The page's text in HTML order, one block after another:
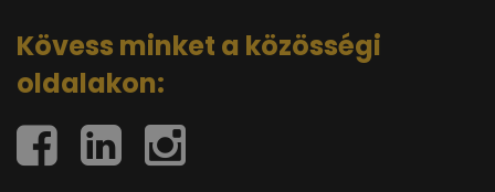
Kövess minket a közösségi
oldalakon: